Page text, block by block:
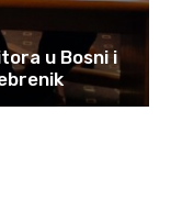
u Bosni i